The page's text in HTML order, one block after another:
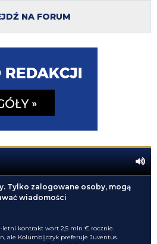
NA FORUM
Tylko zalogowane osoby, mogą
wiadomości
letni kontrakt wart 2,5 mln € rocznie.
ale Kolumbijczyk preferuje Juventus.